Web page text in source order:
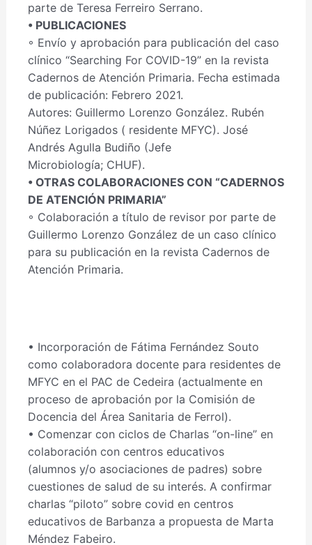
parte de Teresa Ferreiro Serrano.
• PUBLICACIONES
◦ Envío y aprobación para publicación del caso
clínico “Searching For COVID-19” en la revista
Cadernos de Atención Primaria. Fecha estimada
de publicación: Febrero 2021.
Autores: Guillermo Lorenzo González. Rubén
Núñez Lorigados ( residente MFYC). José
Andrés Agulla Budiño (Jefe
Microbiología; CHUF).
• OTRAS COLABORACIONES CON “CADERNOS
DE ATENCIÓN PRIMARIA”
◦ Colaboración a título de revisor por parte de
Guillermo Lorenzo González de un caso clínico
para su publicación en la revista Cadernos de
Atención Primaria.
• Incorporación de Fátima Fernández Souto
como colaboradora docente para residentes de
MFYC en el PAC de Cedeira (actualmente en
proceso de aprobación por la Comisión de
Docencia del Área Sanitaria de Ferrol).
• Comenzar con ciclos de Charlas “on-line” en
colaboración con centros educativos
(alumnos y/o asociaciones de padres) sobre
cuestiones de salud de su interés. A confirmar
charlas “piloto” sobre covid en centros
educativos de Barbanza a propuesta de Marta
Méndez Fabeiro.